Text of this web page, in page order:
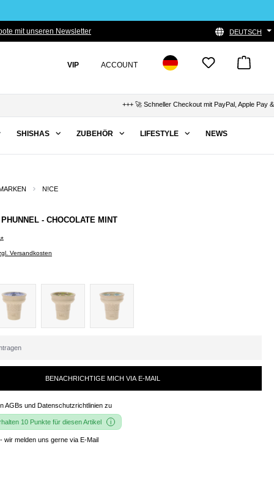
mit unseren Newsletter DEUTSCH
VIP ACCOUNT
+++ 🚀 Schneller Checkout mit PayPal, Apple Pay &
SHISHAS ZUBEHÖR LIFESTYLE NEWS
N!CE
- CHOCOLATE MINT
Versandkosten
BENACHRICHTIGE MICH VIA E-MAIL
AGBs und Datenschutzrichtlinien zu
10 Punkte für diesen Artikel
wir melden uns gerne via E-Mail